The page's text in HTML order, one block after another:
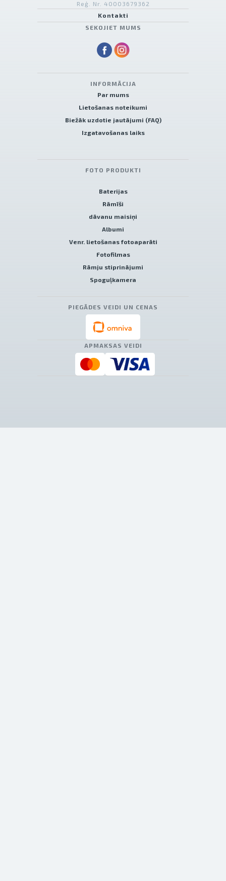
Reģ. Nr. 40003679362
Kontakti
SEKOJIET MUMS
INFORMĀCIJA
Par mums
Lietošanas noteikumi
Biežāk uzdotie jautājumi (FAQ)
Izgatavošanas laiks
FOTO PRODUKTI
Baterijas
Rāmīši
dāvanu maisiņi
Albumi
Venr. lietošanas fotoaparāti
Fotofilmas
Rāmju stiprinājumi
Spoguļkamera
PIEGĀDES VEIDI UN CENAS
APMAKSAS VEIDI